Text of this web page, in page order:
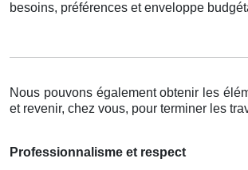
besoins, préférences et enveloppe
Nous pouvons également obtenir les
et revenir, chez vous, pour terminer les
Professionnalisme et respect